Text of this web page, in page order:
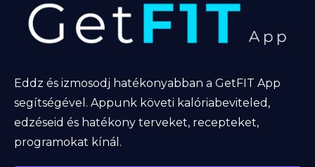
Eddz és izmosodj hatékonyabban a GetFIT App
segítségével. Appunk követi kalóriabeviteled,
edzéseid és hatékony terveket, recepteket,
programokat kínál.